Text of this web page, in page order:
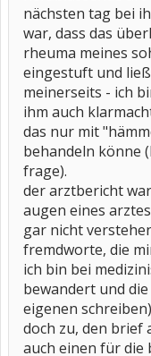
nächsten tag bei
war, dass das
rheuma meines
eingestuft und
meinerseits - ich
ihm auch
das nur mit
behandeln könne
frage).
der arztbericht
augen eines
gar nicht
fremdworte, die
ich bin bei
bewandert und
eigenen
doch zu, den brief
auch einen für die